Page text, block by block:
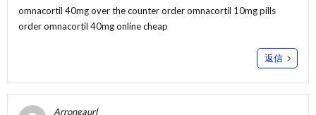
omnacortil 40mg over the counterorder omnacortil 10mg pills
order omnacortil 40mg online cheap
返信
Arrongaurl